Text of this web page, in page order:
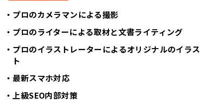
・プロのカメラマンによる撮影
・プロのライターによる取材と文書ライティング
・プロのイラストレーターによるオリジナルのイラス
ト
・最新スマホ対応
・上級SEO内部対策